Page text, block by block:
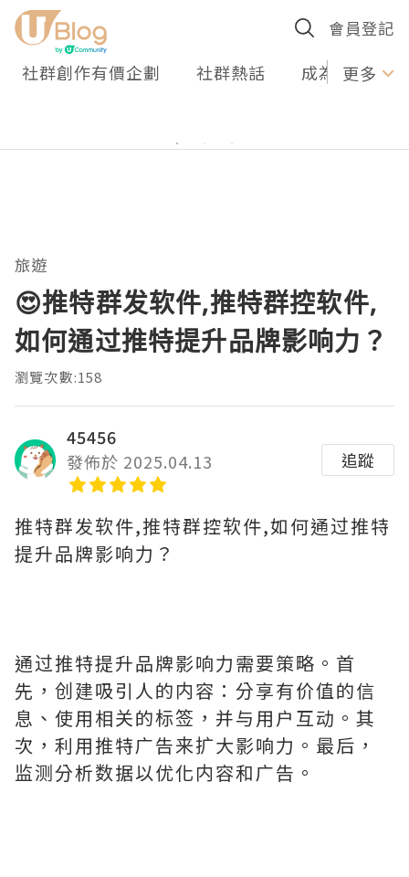
會員登記
社群創作有價企劃 社群熱話 成為U更多
旅遊
😍推特群发软件,推特群控软件,
如何通过推特提升品牌影响力？
瀏覽次數:158
45456
發佈於 2025.04.13
追蹤
推特群发软件,推特群控软件,如何通过推特
提升品牌影响力？
通过推特提升品牌影响力需要策略。首
先，创建吸引人的内容：分享有价值的信
息、使用相关的标签，并与用户互动。其
次，利用推特广告来扩大影响力。最后，
监测分析数据以优化内容和广告。